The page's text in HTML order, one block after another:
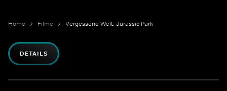
Home Filme Vergessene Welt: Jurassic Park
DETAILS